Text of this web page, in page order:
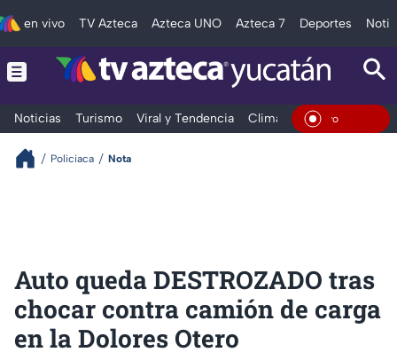
en vivo TV Azteca Azteca UNO Azteca 7 Deportes
Noticias Turismo Viral y Tendencia Clima Deportes
En Vivo
Policiaca Nota
Auto queda DESTROZADO tras
chocar contra camión de carga
en la Dolores Otero